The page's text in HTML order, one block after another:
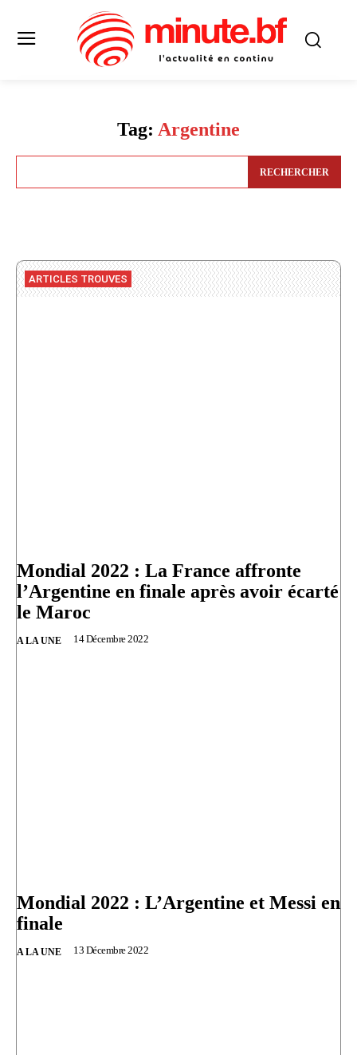
Tag: Argentine
RECHERCHER
ARTICLES TROUVES
Mondial 2022 : La France affronte
l’Argentine en finale après avoir écarté
le Maroc
A LA UNE 14 Décembre 2022
Mondial 2022 : L’Argentine et Messi en
finale
A LA UNE 13 Décembre 2022